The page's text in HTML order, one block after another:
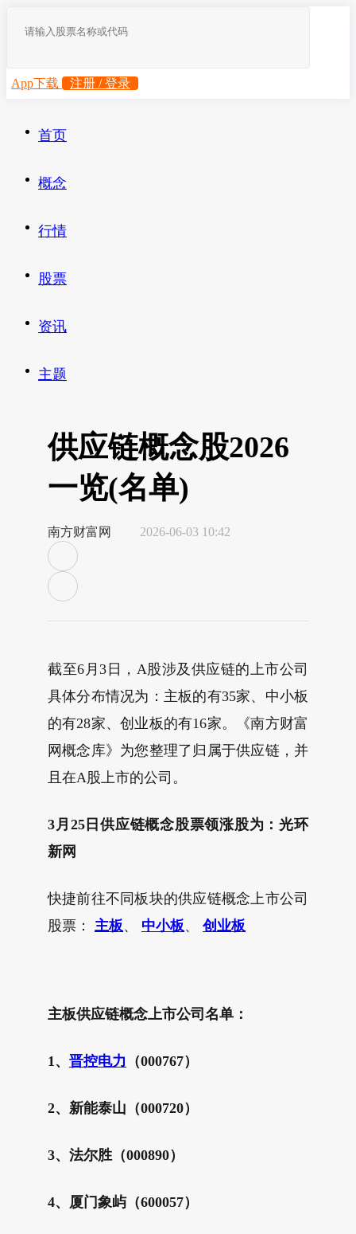
App下载 注册 / 登录
首页
概念
行情
股票
资讯
主题
供应链概念股2026
一览(名单)
南方财富网 2026-06-03 10:42
截至6月3日，A股涉及供应链的上市公司
具体分布情况为：主板的有35家、中小板
的有28家、创业板的有16家。《南方财富
网概念库》为您整理了归属于供应链，并
且在A股上市的公司。
3月25日供应链概念股票领涨股为：光环
新网
快捷前往不同板块的供应链概念上市公司
股票： 主板、 中小板、 创业板
主板供应链概念上市公司名单：
1、 晋控电力 （000767）
2、新能泰山（000720）
3、法尔胜（000890）
4、厦门象屿（600057）